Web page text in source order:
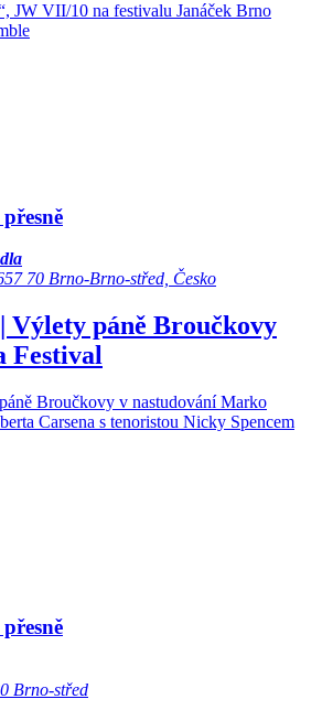
JW VII/10 na festivalu Janáček Brno
70 Brno-Brno-střed, Česko
Výlety páně Broučkovy
Festival
Broučkovy v nastudování Marko
Carsena s tenoristou Nicky Spencem
Brno-střed